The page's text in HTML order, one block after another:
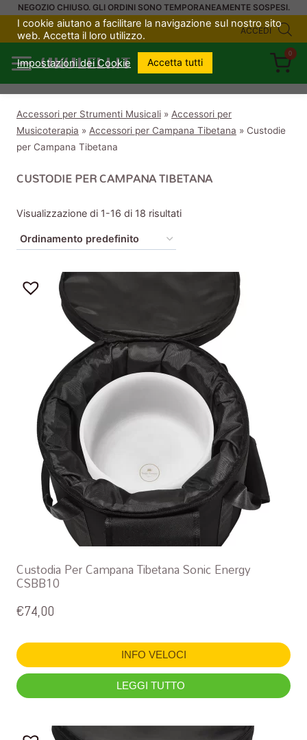
SaltaNEGOZIO CHIUSO. GLI ORDINI SONO TEMPORANEAMENTE SOSPESI.
ACCEDI
UKULELI.IT
0
Accessori per Strumenti Musicali » Accessori per
Musicoterapia » Accessori per Campana Tibetana » Custodie
per Campana Tibetana
CUSTODIE PER CAMPANA TIBETANA
Visualizzazione di 1-16 di 18 risultati
Custodia Per Campana Tibetana Sonic Energy
CSBB10
€74,00
INFO VELOCI
LEGGI TUTTO
I cookie aiutano a facilitare la navigazione sul nostro sito
web. Accetta il loro utilizzo.
Impostazioni dei Cookie Accetta tutti